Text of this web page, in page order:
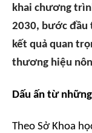
khai chương
2030, bước đầu
kết quả quan
thương hiệu
Dấu ấn từ
Theo Sở Khoa